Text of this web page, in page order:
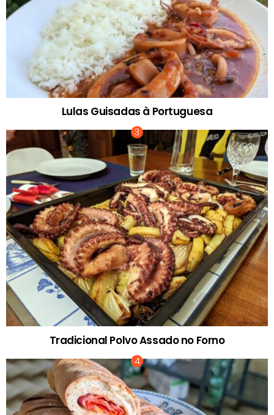
Lulas Guisadas à Portuguesa
Tradicional Polvo Assado no Forno